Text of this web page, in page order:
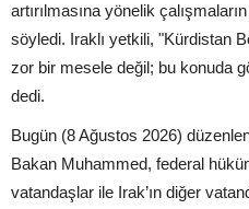
artırılmasına yönelik
söyledi. Iraklı yetkili, "Kürdistan
zor bir mesele değil; bu konuda
dedi.
Bugün (8 Ağustos 2026)
Bakan Muhammed, federal
vatandaşlar ile Irak’ın diğer